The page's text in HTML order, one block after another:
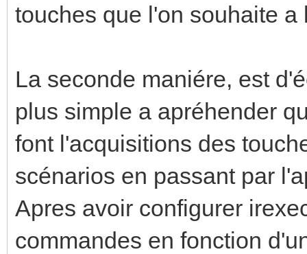
touches que l'on souhaite
La seconde maniére, est
plus simple a apréhender
font l'acquisitions des
scénarios en passant par
Apres avoir configurer
commandes en fonction